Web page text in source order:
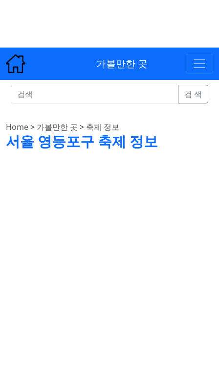
가볼만한 곳
검 색
Home> 가볼만한 곳 > 축제 정보
서울 영등포구 축제 정보